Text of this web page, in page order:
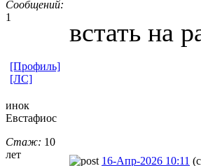
Сообщений:
1
встать на
[Профиль]
[ЛС]
инок
Евстафиос
Стаж: 10
лет
16-Апр-2026 10:11